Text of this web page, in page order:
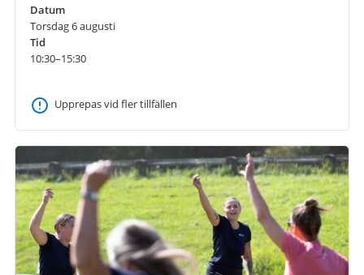
Datum
Torsdag 6 augusti
Tid
10:30–15:30
Upprepas vid fler tillfällen